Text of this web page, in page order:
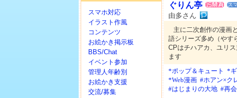
スマホ対応
イラスト作風
コンテンツ
お絵かき掲示板
BBS/Chat
イベント参加
管理人年齢別
お絵かき支援
交流/募集
ぐりん亭 ス
由多さん
主に二次創作の漫画
語シリーズ多め（やす
CPはチハアカ、ユリ
ます
*ポップ＆キュート *
*Web漫画 #ホアン×ク
#はじまりの大地 #再